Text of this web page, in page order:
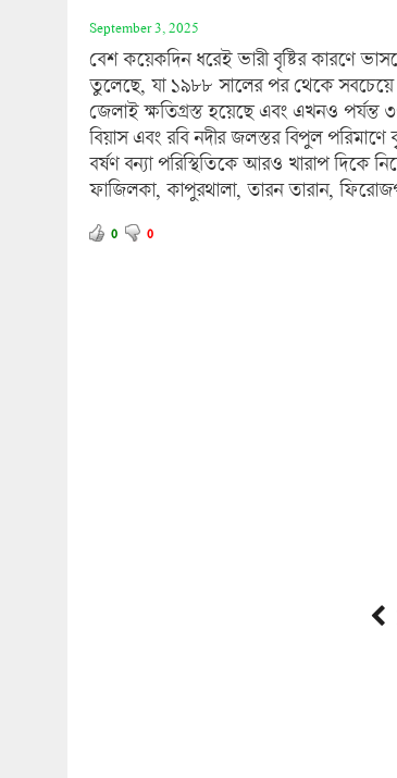
September 3, 2025
বেশ কয়েকদিন ধরেই ভারী বৃষ্টির কারণে
তুলেছে, যা ১৯৮৮ সালের পর থেকে সবচেয়ে
জেলাই ক্ষতিগ্রস্ত হয়েছে এবং এখনও পর্যন্ত
বিয়াস এবং রবি নদীর জলস্তর বিপুল পরিমাণে
বর্ষণ বন্যা পরিস্থিতিকে আরও খারাপ দিকে
ফাজিলকা, কাপুরথালা, তারন তারান,
0 0